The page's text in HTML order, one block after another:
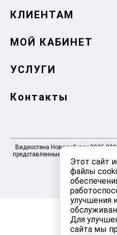
Этот сайт
файлы
улучшения
Для
сайта мы
КЛИЕНТАМ
МОЙ КАБИНЕТ
УСЛУГИ
Контакты
Видеостена Новосибирск 2025-
представленные на сайте, не